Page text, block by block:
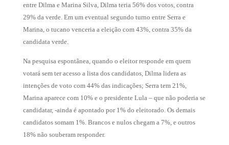
entre Dilma e Marina Silva, Dilma teria 56% dos votos, contra
29% da verde. Em um eventual segundo turno entre Serra e
Marina, o tucano venceria a eleição com 43%, contra 35% da
candidata verde.
Na pesquisa espontânea, quando o eleitor responde em quem
votará sem ter acesso a lista dos candidatos, Dilma lidera as
intenções de voto com 44% das indicações; Serra tem 21%,
Marina aparece com 10% e o presidente Lula – que não poderia se
candidatar, -ainda é apontado por 1% do eleitorado. Os demais
candidatos somam 1%. Brancos e nulos chegam a 7%, e outros
18% não souberam responder.